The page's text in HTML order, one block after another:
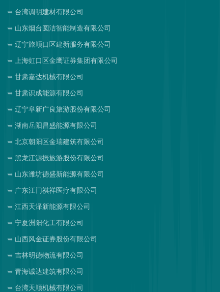
台湾调明建材有限公司
山东烟台圆洁智能制造有限公司
辽宁旅顺口区建新服务有限公司
上海虹口区金鹰证券集团有限公司
甘肃嘉达机械有限公司
甘肃识成能源有限公司
辽宁阜新广良旅游股份有限公司
湖南岳阳昌盛能源有限公司
北京朝阳区金瑞建筑有限公司
黑龙江源振旅游股份有限公司
山东潍坊德盛新能源有限公司
广东江门祺祥医疗有限公司
江西天泽新能源有限公司
宁夏洲阳化工有限公司
山西风金证券股份有限公司
吉林明德物流有限公司
青海诚达建筑有限公司
台湾天顺机械有限公司